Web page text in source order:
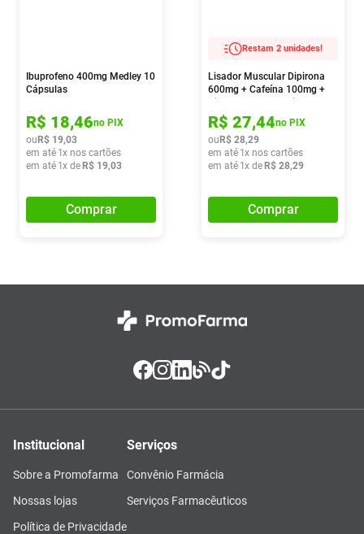
Ibuprofeno 400mg Medley 10
Cápsulas
R$ 18,46no PIX
ou R$ 19,03
em até 1x nos cartões
em até 1x de R$ 19,03
Comprar
Restam 2 unidades!
Lisador Muscular Dipirona
600mg + Cafeína 100mg +
16 Comprimidos
R$ 27,44no PIX
ou R$ 28,29
em até 1x nos cartões
em até 1x de R$ 28,29
Comprar
Institucional
Sobre a Promofarma
Nossas lojas
Política de Privacidade
Serviços
Convênio Farmácia
Serviços Farmacêuticos